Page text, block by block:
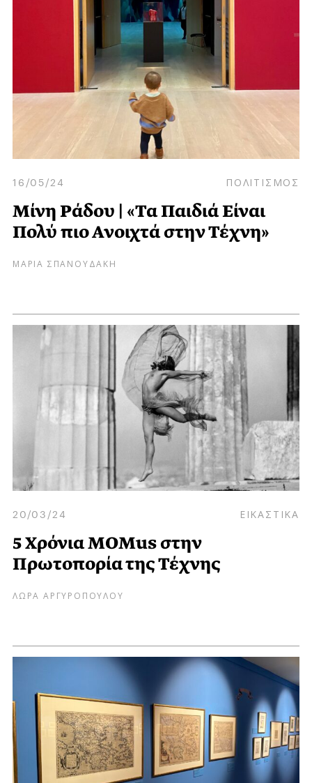
16/05/24 ΠΟΛΙΤΙΣΜΟΣ
Μίνη Ράδου | «Τα Παιδιά Είναι
Πολύ πιο Ανοιχτά στην Τέχνη»
ΜΑΡΙΑ ΣΠΑΝΟΥΔΑΚΗ
20/03/24 ΕΙΚΑΣΤΙΚΑ
5 Χρόνια ΜOMus στην
Πρωτοπορία της Τέχνης
ΛΩΡΑ ΑΡΓΥΡΟΠΟΥΛΟΥ